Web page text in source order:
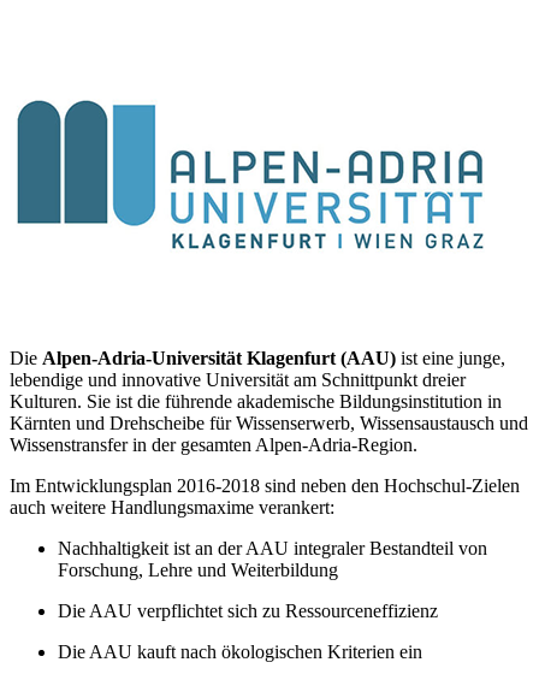
Die Alpen-Adria-Universität Klagenfurt (AAU) ist eine junge,
lebendige und innovative Universität am Schnittpunkt dreier
Kulturen. Sie ist die führende akademische Bildungsinstitution in
Kärnten und Drehscheibe für Wissenserwerb, Wissensaustausch und
Wissenstransfer in der gesamten Alpen-Adria-Region.
Im Entwicklungsplan 2016-2018 sind neben den Hochschul-Zielen
auch weitere Handlungsmaxime verankert:
Nachhaltigkeit ist an der AAU integraler Bestandteil von
Forschung, Lehre und Weiterbildung
Die AAU verpflichtet sich zu Ressourceneffizienz
Die AAU kauft nach ökologischen Kriterien ein